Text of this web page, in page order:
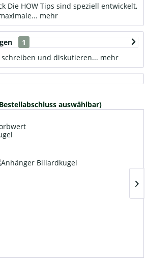
Die HOW Tips sind speziell entwickelt,
mehr
1
und diskutieren... mehr
auswählbar)